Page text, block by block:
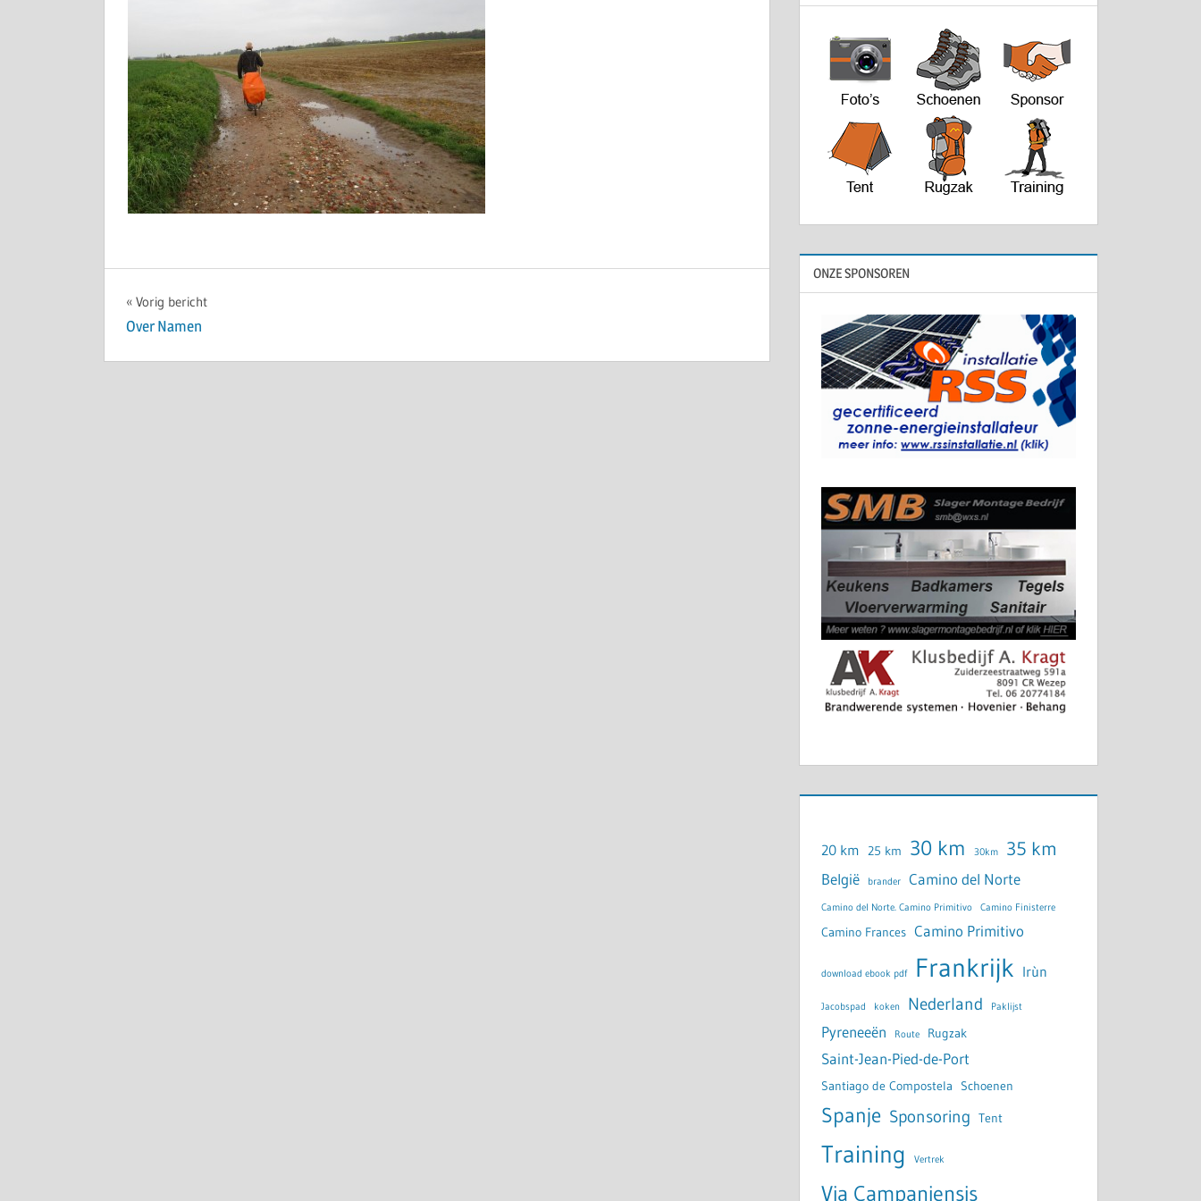
Bericht
navigatie
Vorig bericht
Over Namen
ONZE SPONSOREN
20 km 25 km 30 km 30km 35 km
België brander Camino del Norte
Camino del Norte. Camino Primitivo Camino Finisterre
Camino Frances Camino Primitivo
download ebook pdf Frankrijk Irùn
Jacobspad koken Nederland Paklijst
Pyreneeën Route Rugzak
Saint-Jean-Pied-de-Port
Santiago de Compostela Schoenen
Spanje Sponsoring Tent
Training Vertrek
Via Campaniensis